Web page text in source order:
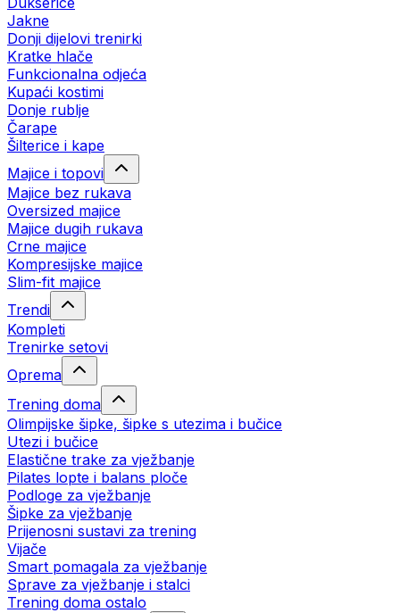
Jakne
Donji dijelovi trenirki
Kratke hlače
Funkcionalna odjeća
Kupaći kostimi
Donje rublje
Čarape
Šilterice i kape
Majice i topovi
Majice bez rukava
Oversized majice
Majice dugih rukava
Crne majice
Kompresijske majice
Slim-fit majice
Trendi
Kompleti
Trenirke setovi
Oprema
Trening doma
Olimpijske šipke, šipke s utezima i bučice
Utezi i bučice
Elastične trake za vježbanje
Pilates lopte i balans ploče
Podloge za vježbanje
Šipke za vježbanje
Prijenosni sustavi za trening
Vijače
Smart pomagala za vježbanje
Sprave za vježbanje i stalci
Trening doma ostalo